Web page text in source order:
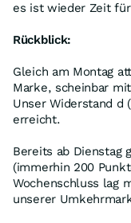
es ist wieder Zeit
Rückblick:
Gleich am Montag
Marke, scheinbar
Unser Widerstand d
erreicht.
Bereits ab Dienstag
(immerhin 200
Wochenschluss lag
unserer